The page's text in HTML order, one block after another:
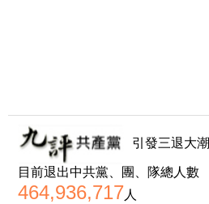
引發三退大潮
目前退出中共黨、團、隊總人數
464,936,717人